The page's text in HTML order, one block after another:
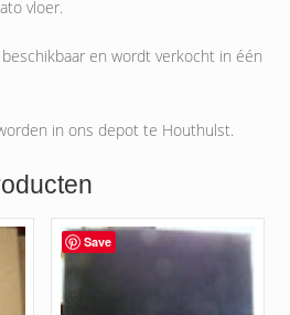
vloer.
en wordt verkocht in één
in ons depot te Houthulst.
Save